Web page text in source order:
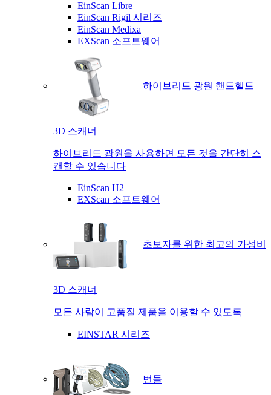
EinScan Libre
EinScan Rigil 시리즈
EinScan Medixa
EXScan 소프트웨어
하이브리드 광원 핸드헬드
3D 스캐너
하이브리드 광원을 사용하면 모든 것을 간단히 스
캔할 수 있습니다
EinScan H2
EXScan 소프트웨어
초보자를 위한 최고의 가성비
3D 스캐너
모든 사람이 고품질 제품을 이용할 수 있도록
EINSTAR 시리즈
번들